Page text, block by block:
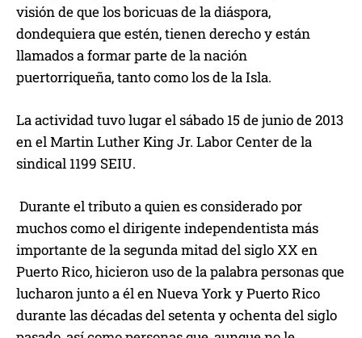
visión de que los boricuas de la diáspora,
dondequiera que estén, tienen derecho y están
llamados a formar parte de la nación
puertorriqueña, tanto como los de la Isla.
La actividad tuvo lugar el sábado 15 de junio de 2013
en el Martin Luther King Jr. Labor Center de la
sindical 1199 SEIU.
Durante el tributo a quien es considerado por
muchos como el dirigente independentista más
importante de la segunda mitad del siglo XX en
Puerto Rico, hicieron uso de la palabra personas que
lucharon junto a él en Nueva York y Puerto Rico
durante las décadas del setenta y ochenta del siglo